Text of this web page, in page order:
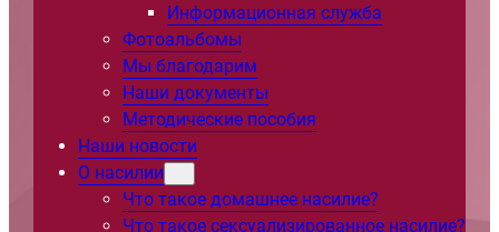
Информационная служба
Фотоальбомы
Мы благодарим
Наши документы
Методические пособия
Наши новости
О насилии
Что такое домашнее насилие?
Что такое сексуализированное насилие?